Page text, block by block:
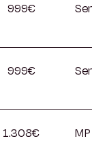
999€
999€
1.308€ MP